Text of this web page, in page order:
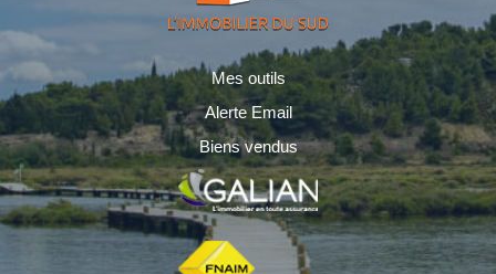
Mes outils
Alerte Email
Biens vendus